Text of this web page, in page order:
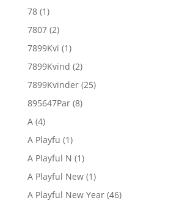
78 (1)
7807 (2)
7899Kvi (1)
7899Kvind (2)
7899Kvinder (25)
895647Par (8)
A (4)
A Playfu (1)
A Playful N (1)
A Playful New (1)
A Playful New Year (46)